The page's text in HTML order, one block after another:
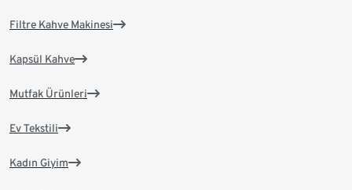
Filtre Kahve Makinesi
Kapsül Kahve
Mutfak Ürünleri
Ev Tekstili
Kadın Giyim